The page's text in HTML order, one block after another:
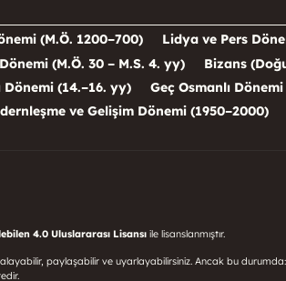
(M.Ö. 1200–700)
Lidya ve Pers
(M.Ö. 30 – M.S. 4. yy)
Bizans
Dönemi (14.–16. yy)
Geç Osmanlı
ve Gelişim Dönemi (1950–2000)
4.0 Uluslararası Lisansı ile lisanslanmıştır.
paylaşabilir ve uyarlayabilirsiniz. Ancak bu